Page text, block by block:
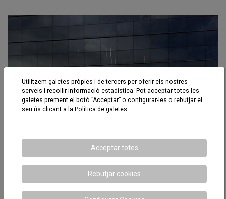
Utilitzem galetes pròpies i de tercers per oferir els nostres
serveis i recollir informació estadística. Pot acceptar totes les
galetes prement el botó ”Acceptar” o configurar-les o rebutjar el
seu ús clicant a la Política de galetes
Acceptar totes
Rebutjar cookies